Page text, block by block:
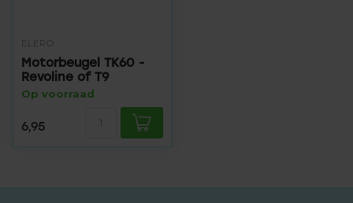
ELERO
Motorbeugel TK60 -
Revoline of T9
Op voorraad
6,95